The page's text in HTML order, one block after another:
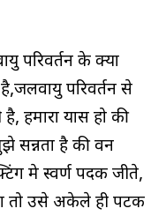
परिवर्तन के क्या
परिवर्तन से
हमारा प्रयास हो की
है की वन
मे स्वर्ण पदक जीते,
तो उसे अकेले ही पटक